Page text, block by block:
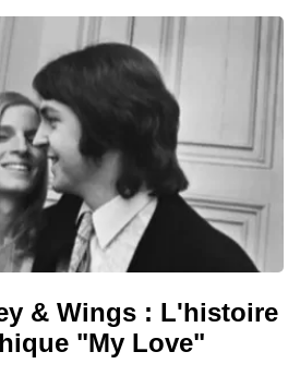
& Wings : L'histoire
"My Love"